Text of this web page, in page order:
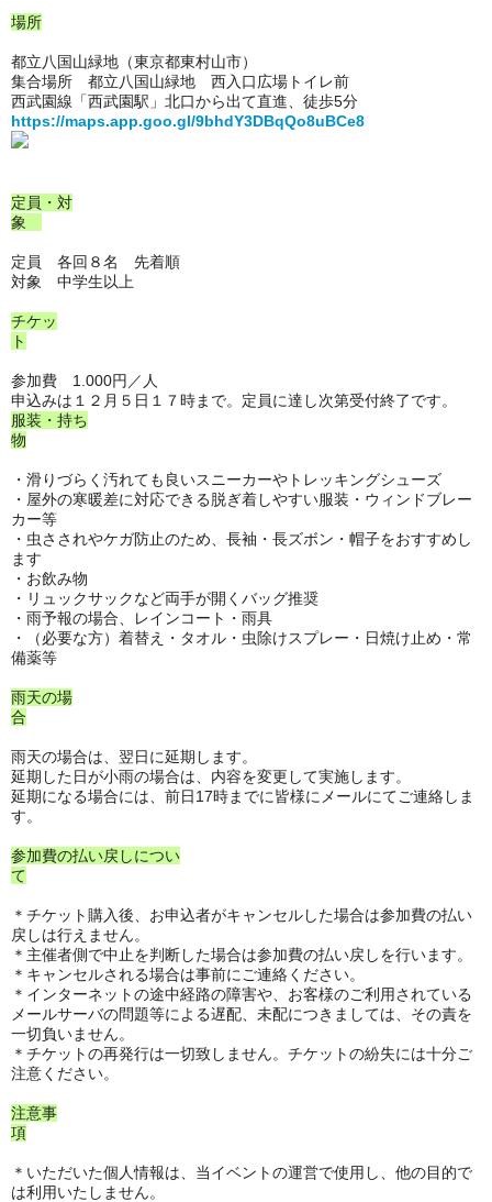
場所
都立八国山緑地（東京都東村山市）
集合場所 都立八国山緑地 西入口広場トイレ前
西武園線「西武園駅」北口から出て直進、徒歩5分
https://maps.app.goo.gl/9bhdY3DBqQo8uBCe8
定員・対
象
定員 各回８名 先着順
対象 中学生以上
チケッ
ト
参加費 1.000円／人
申込みは１２月５日１７時まで。定員に達し次第受付終了です。
服装・持ち
物
・滑りづらく汚れても良いスニーカーやトレッキングシューズ
・屋外の寒暖差に対応できる脱ぎ着しやすい服装・ウィンドブレー
カー等
・虫さされやケガ防止のため、長袖・長ズボン・帽子をおすすめし
ます
・お飲み物
・リュックサックなど両手が開くバッグ推奨
・雨予報の場合、レインコート・雨具
・（必要な方）着替え・タオル・虫除けスプレー・日焼け止め・常
備薬等
雨天の場
合
雨天の場合は、翌日に延期します。
延期した日が小雨の場合は、内容を変更して実施します。
延期になる場合には、前日17時までに皆様にメールにてご連絡しま
す。
参加費の払い戻しについ
て
＊チケット購入後、お申込者がキャンセルした場合は参加費の払い
戻しは行えません。
＊主催者側で中止を判断した場合は参加費の払い戻しを行います。
＊キャンセルされる場合は事前にご連絡ください。
＊インターネットの途中経路の障害や、お客様のご利用されている
メールサーバの問題等による遅配、未配につきましては、その責を
一切負いません。
＊チケットの再発行は一切致しません。チケットの紛失には十分ご
注意ください。
注意事
項
＊いただいた個人情報は、当イベントの運営で使用し、他の目的で
は利用いたしません。